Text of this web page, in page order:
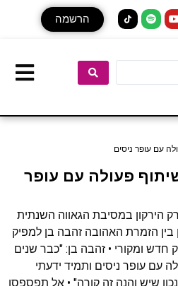
הרשמה
עם עופר ניסים
פעולה עם עופר
הירקון במסיבת הגאווה השנתית
הזמרת האהובה זהבה בן למפיק
חדש ומקורי • זהבה בן: "כבר שנים
עם עופר ניסים ותמיד ידעתי
שיש והנה זה קורה" • אל תפספסו